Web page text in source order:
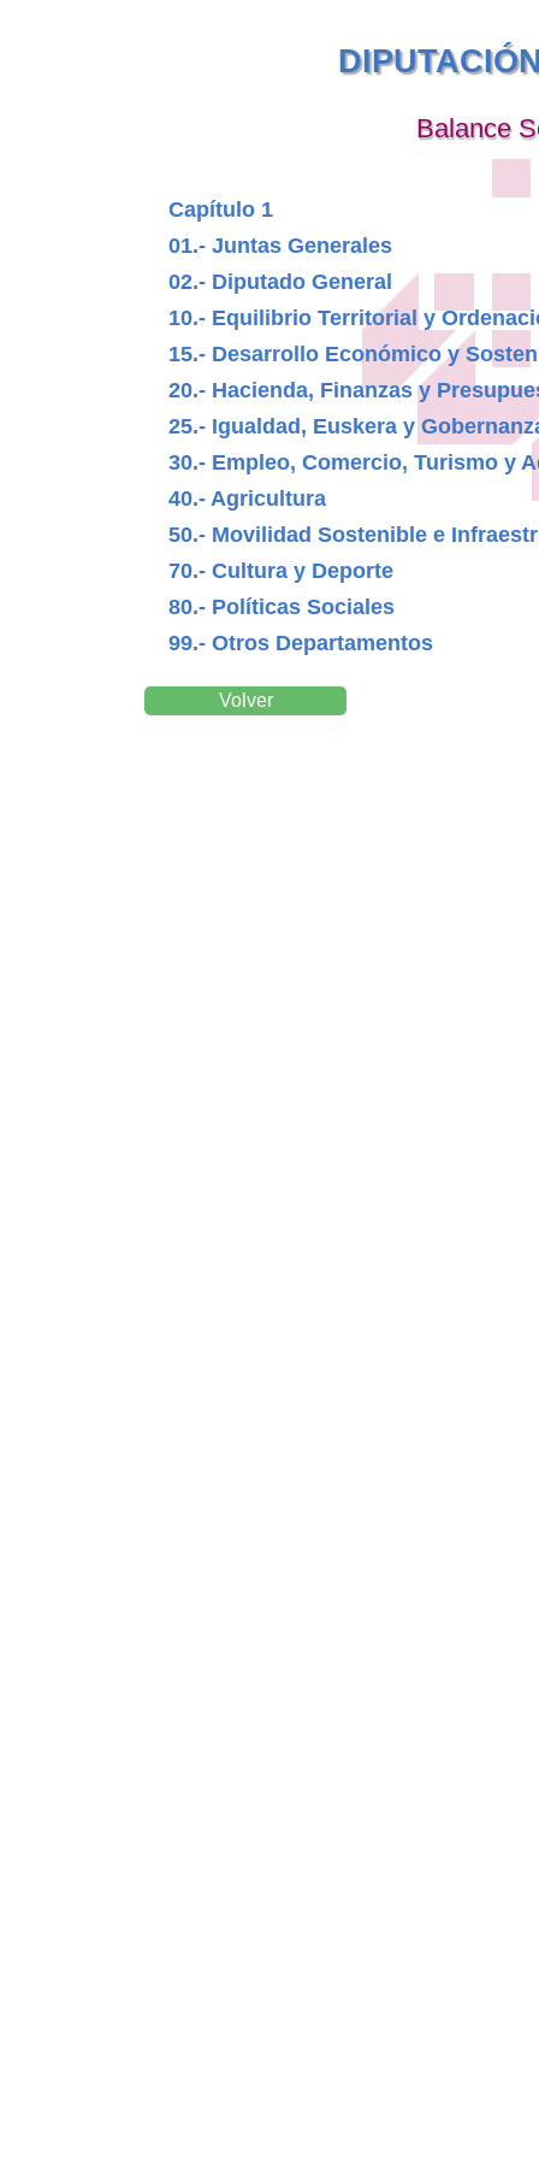
Balance
Capítulo 1
01.- Juntas Generales
02.- Diputado General
10.- Equilibrio Territorial y
15.- Desarrollo Económico y
20.- Hacienda, Finanzas y
25.- Igualdad, Euskera y
30.- Empleo, Comercio, Turismo y
40.- Agricultura
50.- Movilidad Sostenible e
70.- Cultura y Deporte
80.- Políticas Sociales
99.- Otros Departamentos
Volver